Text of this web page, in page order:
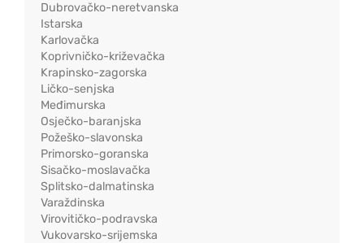
Dubrovačko-neretvanska
Istarska
Karlovačka
Koprivničko-križevačka
Krapinsko-zagorska
Ličko-senjska
Međimurska
Osječko-baranjska
Požeško-slavonska
Primorsko-goranska
Sisačko-moslavačka
Splitsko-dalmatinska
Varaždinska
Virovitičko-podravska
Vukovarsko-srijemska